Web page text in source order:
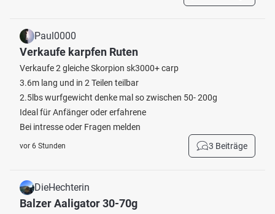
Paul0000
Verkaufe karpfen Ruten
Verkaufe 2 gleiche Skorpion sk3000+ carp
3.6m lang und in 2 Teilen teilbar
2.5lbs wurfgewicht denke mal so zwischen 50- 200g
Ideal für Anfänger oder erfahrene
Bei intresse oder Fragen melden
vor 6 Stunden 3 Beiträge
DieHechterin
Balzer Aaligator 30-70g